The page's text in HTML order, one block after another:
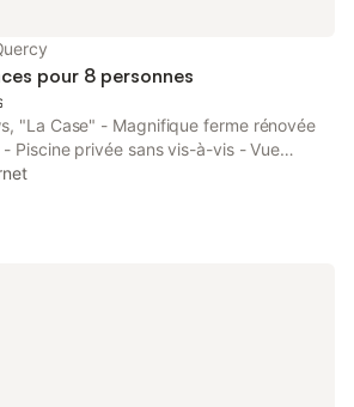
pour 8 personnes
"La Case" - Magnifique ferme rénovée
Piscine privée sans vis-à-vis - Vue
gratuits devant la propriété
accommodation situated in...